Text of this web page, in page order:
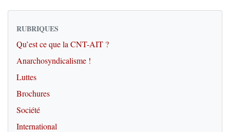
RUBRIQUES
Qu’est ce que la CNT-AIT ?
Anarchosyndicalisme !
Luttes
Brochures
Société
International